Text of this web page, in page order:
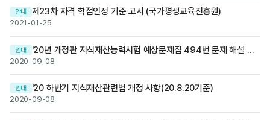
안내 제23차 자격 학점인정 기준 고시 (국가평생교육진흥원)
2021-01-25
안내 '20년 개정판 지식재산능력시험 예상문제집 494번 문제 해설 추가
2020-09-08
안내 '20 하반기 지식재산관련법 개정 사항(20.8.20기준)
2020-09-08